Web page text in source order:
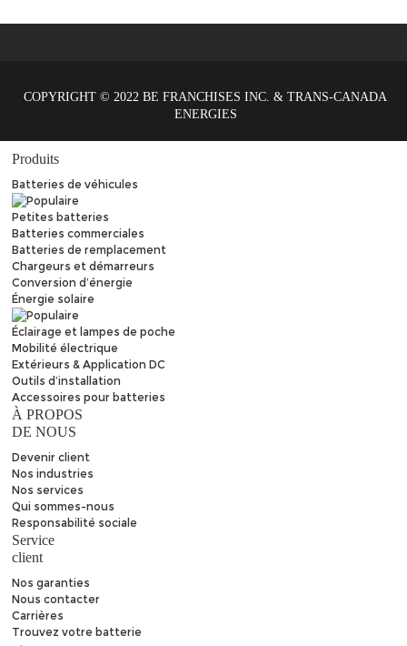
Produits
Batteries de véhicules
Petites batteries
Batteries commerciales
Batteries de remplacement
Chargeurs et démarreurs
Conversion d’énergie
Énergie solaire
Éclairage et lampes de poche
Mobilité électrique
Extérieurs & Application DC
Outils d’installation
Accessoires pour batteries
À PROPOS
DE NOUS
Devenir client
Nos industries
Nos services
Qui sommes-nous
Responsabilité sociale
Service
client
Nos garanties
Nous contacter
Carrières
Trouvezvotre batterie
COPYRIGHT © 2022 BE FRANCHISES INC. & TRANS-CANADA
ENERGIES